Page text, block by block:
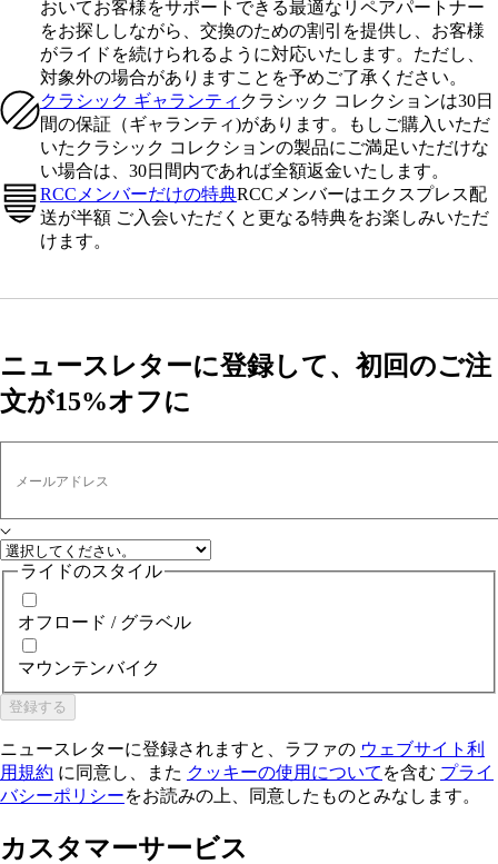
おいてお客様をサポートできる最適なリペアパートナー
をお探ししながら、交換のための割引を提供し、お客様
がライドを続けられるように対応いたします。ただし、
対象外の場合がありますことを予めご了承ください。
クラシック ギャランティ クラシック コレクションは30日
間の保証（ギャランティ)があります。もしご購入いただ
いたクラシック コレクションの製品にご満足いただけな
い場合は、30日間内であれば全額返金いたします。
RCCメンバーだけの特典RCCメンバーはエクスプレス配
送が半額 ご入会いただくと更なる特典をお楽しみいただ
けます。
ニュースレターに登録して、初回のご注
文が15%オフに
メールアドレス
ライドのスタイル
オフロード / グラベル
マウンテンバイク
登録する
ニュースレターに登録されますと、ラファの ウェブサイト利
用規約 に同意し、また クッキーの使用について を含む プライ
バシーポリシーをお読みの上、同意したものとみなします。
カスタマーサービス